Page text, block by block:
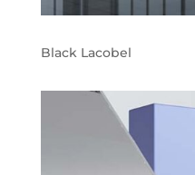
Black Lacobel